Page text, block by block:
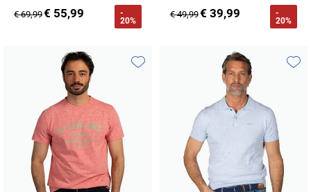
€ 69,99€ 55,99
-
20%
€ 49,99€ 39,99
-
20%
Toevoegen aan favorieten